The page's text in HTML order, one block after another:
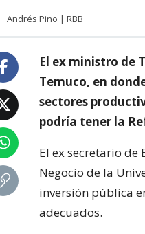
Andrés Pino | RBB
El ex ministro de
Temuco, en
sectores
podría tener la
El ex secretario
Negocio de la
inversión pública
adecuados.